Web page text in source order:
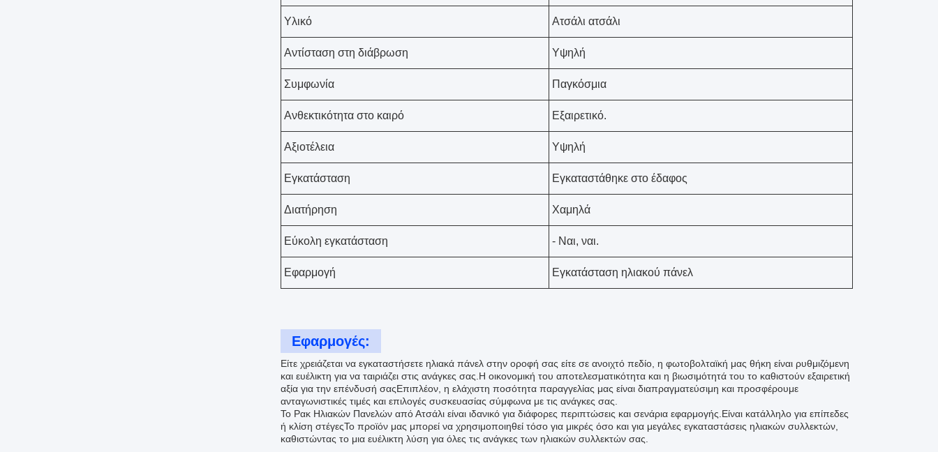
Υλικό Ατσάλι ατσάλι
Αντίσταση στη διάβρωση Υψηλή
Συμφωνία Παγκόσμια
Ανθεκτικότητα στο καιρό Εξαιρετικό.
Αξιοτέλεια Υψηλή
Εγκατάσταση Εγκαταστάθηκε στο έδαφος
Διατήρηση Χαμηλά
Εύκολη εγκατάσταση - Ναι, ναι.
Εφαρμογή Εγκατάσταση ηλιακού πάνελ
Εφαρμογές:
Είτε χρειάζεται να εγκαταστήσετε ηλιακά πάνελ στην οροφή σας είτε σε ανοιχτό πεδίο, η φωτοβολταϊκή μας θήκη είναι ρυθμιζόμενη
και ευέλικτη για να ταιριάζει στις ανάγκες σας.Η οικονομική του αποτελεσματικότητα και η βιωσιμότητά του το καθιστούν εξαιρετική
αξία για την επένδυσή σαςΕπιπλέον, η ελάχιστη ποσότητα παραγγελίας μας είναι διαπραγματεύσιμη και προσφέρουμε
ανταγωνιστικές τιμές και επιλογές συσκευασίας σύμφωνα με τις ανάγκες σας.
Το Ρακ Ηλιακών Πανελών από Ατσάλι είναι ιδανικό για διάφορες περιπτώσεις και σενάρια εφαρμογής.Είναι κατάλληλο για επίπεδες
ή κλίση στέγεςΤο προϊόν μας μπορεί να χρησιμοποιηθεί τόσο για μικρές όσο και για μεγάλες εγκαταστάσεις ηλιακών συλλεκτών,
καθιστώντας το μια ευέλικτη λύση για όλες τις ανάγκες των ηλιακών συλλεκτών σας.